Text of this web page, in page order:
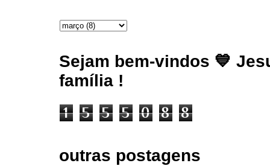
Sejam bem-vindos 💙
família !
1 5 5 5 0 8 8
outras postagens